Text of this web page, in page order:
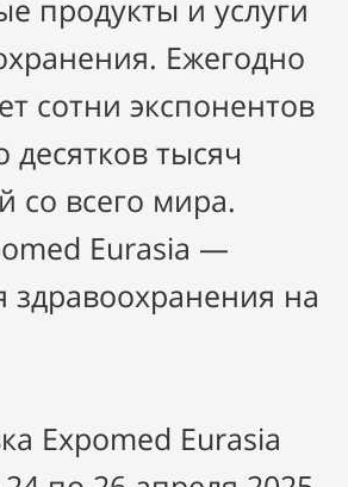
продукты и услуги
Ежегодно
сотни экспонентов
десятков тысяч
со всего мира.
Eurasia —
здравоохранения на
Expomed Eurasia